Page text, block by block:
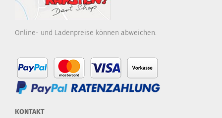
Online- und Ladenpreise können abweichen.
KONTAKT